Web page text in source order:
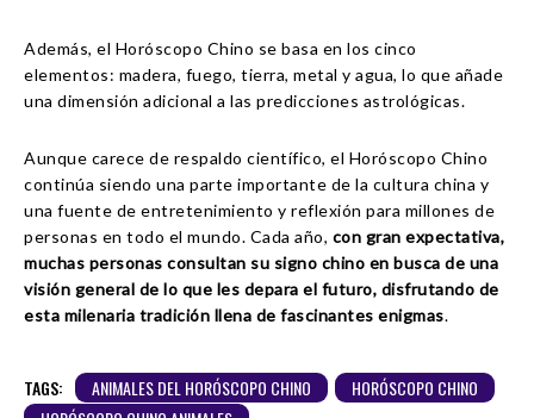
Además, el Horóscopo Chino se basa en los cinco
elementos: madera, fuego, tierra, metal y agua, lo que añade
una dimensión adicional a las predicciones astrológicas.
Aunque carece de respaldo científico, el Horóscopo Chino
continúa siendo una parte importante de la cultura china y
una fuente de entretenimiento y reflexión para millones de
personas en todo el mundo. Cada año, con gran expectativa,
muchas personas consultan su signo chino en busca de una
visión general de lo que les depara el futuro, disfrutando de
esta milenaria tradición llena de fascinantes enigmas.
TAGS: ANIMALES DEL HORÓSCOPO CHINO
HORÓSCOPO CHINO